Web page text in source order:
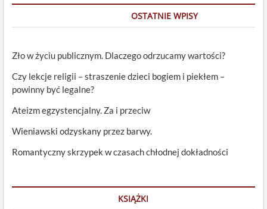
OSTATNIE WPISY
Zło w życiu publicznym. Dlaczego odrzucamy wartości?
Czy lekcje religii – straszenie dzieci bogiem i piekłem –
powinny być legalne?
Ateizm egzystencjalny. Za i przeciw
Wieniawski odzyskany przez barwy.
Romantyczny skrzypek w czasach chłodnej dokładności
KSIĄŻKI